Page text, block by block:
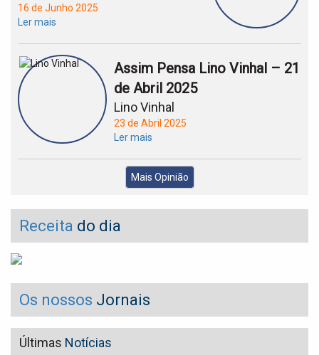
16 de Junho 2025
Ler mais
Assim Pensa Lino Vinhal – 21
de Abril 2025
Lino Vinhal
23 de Abril 2025
Ler mais
Mais Opinião
Receita do dia
Os nossos Jornais
Últimas Notícias